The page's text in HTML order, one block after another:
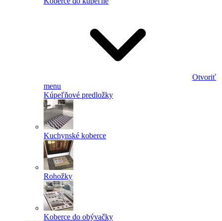
Otvoriť
menu
Kúpeľňové predložky
Kuchynské koberce
Rohožky
Koberce do obývačky